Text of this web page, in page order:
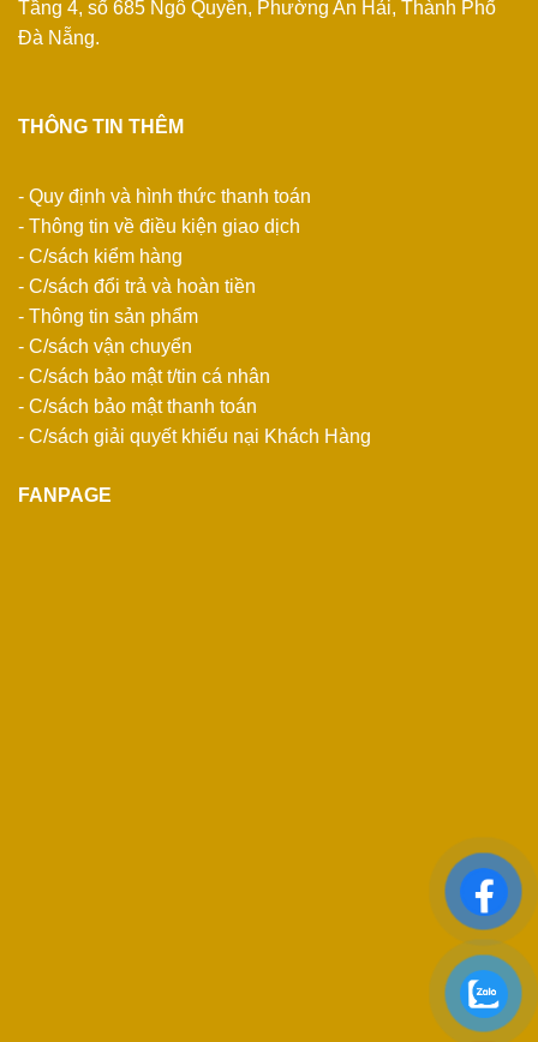
Tầng 4, số 685 Ngô Quyền, Phường An Hải, Thành Phố
Đà Nẵng.
THÔNG TIN THÊM
- Quy định và hình thức thanh toán
- Thông tin về điều kiện giao dịch
- C/sách kiểm hàng
- C/sách đổi trả và hoàn tiền
- Thông tin sản phẩm
- C/sách vận chuyển
- C/sách bảo mật t/tin cá nhân
- C/sách bảo mật thanh toán
- C/sách giải quyết khiếu nại Khách Hàng
FANPAGE